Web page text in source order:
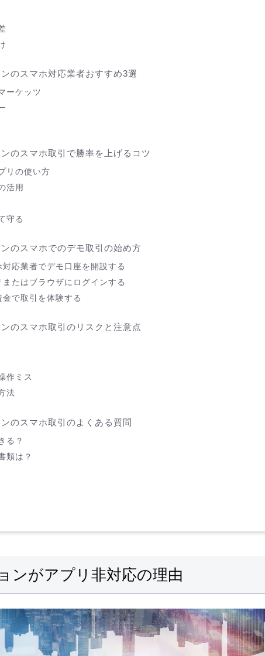
のスマホ対応業者おすすめ3選
ーケッツ
のスマホ取引で勝率を上げるコツ
リの使い方
活用
守る
のスマホでのデモ取引の始め方
応業者でデモ口座を開設する
たはブラウザにログインする
で取引を体験する
のスマホ取引のリスクと注意点
作ミス
法
のスマホ取引のよくある質問
る？
類は？
ンがアプリ非対応の理由